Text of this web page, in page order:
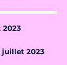
juillet 2023